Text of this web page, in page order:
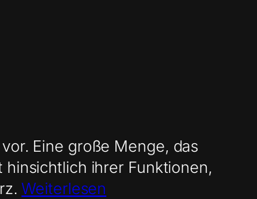
Eine große Menge, das
ihrer Funktionen,
Weiterlesen